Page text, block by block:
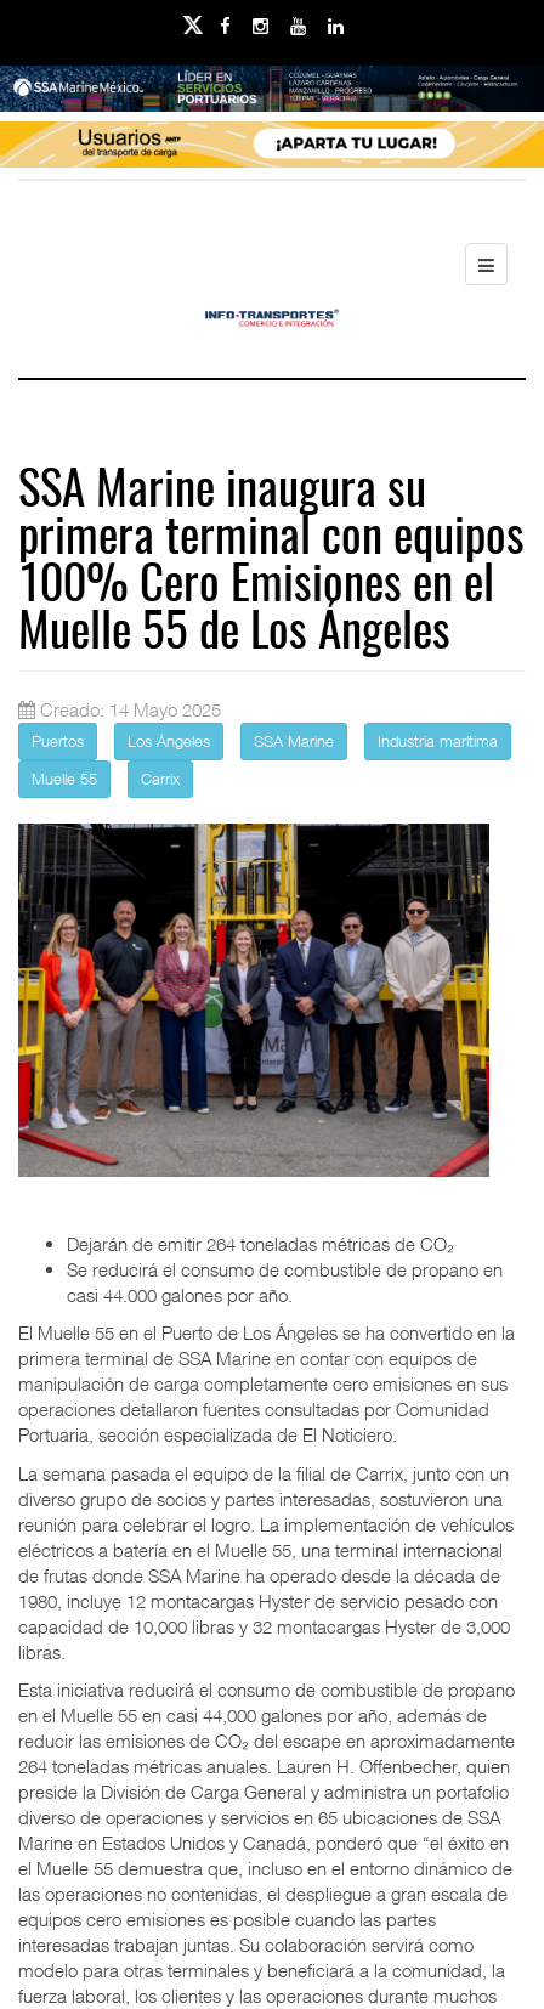
SSA Marine inaugura su
primera terminal con equipos
100% Cero Emisiones en el
Muelle 55 de Los Ángeles
Creado: 14 Mayo 2025
Puertos Los Ángeles SSA Marine
Industria marítima
Muelle 55
Carrix
Dejarán de emitir 264 toneladas métricas de CO₂
Se reducirá el consumo de combustible de propano en
casi 44.000 galones por año.
El Muelle 55 en el Puerto de Los Ángeles se ha convertido en la
primera terminal de SSA Marine en contar con equipos de
manipulación de carga completamente cero emisiones en sus
operaciones detallaron fuentes consultadas por Comunidad
Portuaria, sección especializada de El Noticiero.
La semana pasada el equipo de la filial de Carrix, junto con un
diverso grupo de socios y partes interesadas, sostuvieron una
reunión para celebrar el logro. La implementación de vehículos
eléctricos a batería en el Muelle 55, una terminal internacional
de frutas donde SSA Marine ha operado desde la década de
1980, incluye 12 montacargas Hyster de servicio pesado con
capacidad de 10,000 libras y 32 montacargas Hyster de 3,000
libras.
Esta iniciativa reducirá el consumo de combustible de propano
en el Muelle 55 en casi 44,000 galones por año, además de
reducir las emisiones de CO₂ del escape en aproximadamente
264 toneladas métricas anuales. Lauren H. Offenbecher, quien
preside la División de Carga General y administra un portafolio
diverso de operaciones y servicios en 65 ubicaciones de SSA
Marine en Estados Unidos y Canadá, ponderó que “el éxito en
el Muelle 55 demuestra que, incluso en el entorno dinámico de
las operaciones no contenidas, el despliegue a gran escala de
equipos cero emisiones es posible cuando las partes
interesadas trabajan juntas. Su colaboración servirá como
modelo para otras terminales y beneficiará a la comunidad, la
fuerza laboral, los clientes y las operaciones durante muchos